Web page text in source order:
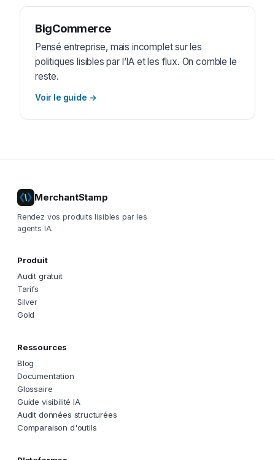
BigCommerce
Pensé entreprise, mais incomplet sur les
politiques lisibles par l’IA et les flux. On comble le
reste.
Voir le guide →
MerchantStamp
Rendez vos produits lisibles par les
agents IA.
Produit
Audit gratuit
Tarifs
Silver
Gold
Ressources
Blog
Documentation
Glossaire
Guide visibilité IA
Audit données structurées
Comparaison d'outils